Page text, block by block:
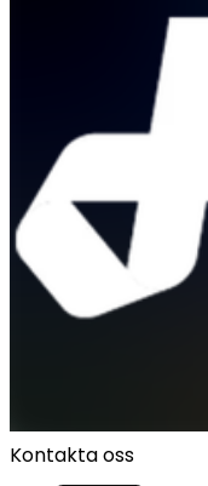
Kontakta oss